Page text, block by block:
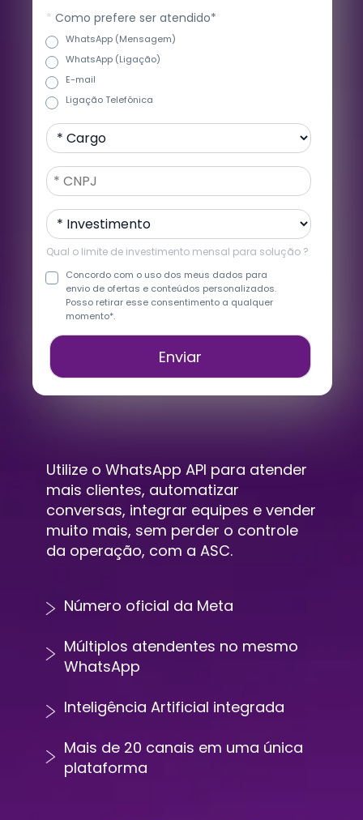
* Como prefere ser atendido*
WhatsApp (Mensagem)
WhatsApp (Ligação)
E-mail
Ligação Telefônica
Qual o limite de investimento mensal para solução ?
Concordo com o uso dos meus dados para
envio de ofertas e conteúdos personalizados.
Posso retirar esse consentimento a qualquer
momento*.
Enviar
Utilize o WhatsApp API para atender
mais clientes, automatizar
conversas, integrar equipes e vender
muito mais, sem perder o controle
da operação, com a ASC.
Número oficial da Meta
Múltiplos atendentes no mesmo
WhatsApp
Inteligência Artificial integrada
Mais de 20 canais em uma única
plataforma